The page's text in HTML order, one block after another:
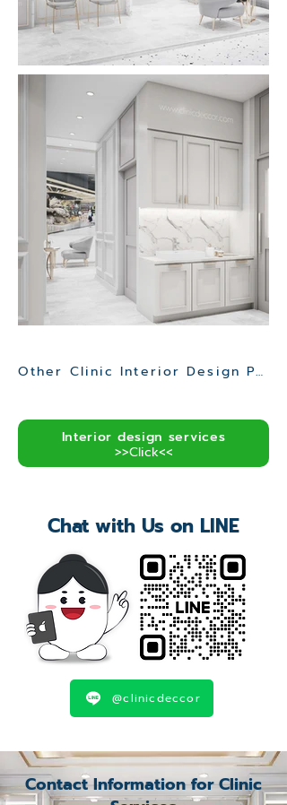
Other Clinic Interior Design Project>>
Interior design services
>>Click<<
Chat with Us on LINE
@clinicdeccor
Contact Information for Clinic